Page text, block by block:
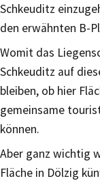
Schkeuditz
den erwähnten B-
Womit das
Schkeuditz auf
bleiben, ob hier
gemeinsame
können.
Aber ganz wichtig
Fläche in Dölzig